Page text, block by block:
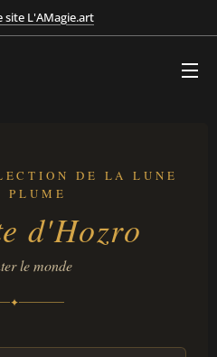
site L'AMagie.art
DE LA LUNE
PLUME
d'Hozro
le monde
✦